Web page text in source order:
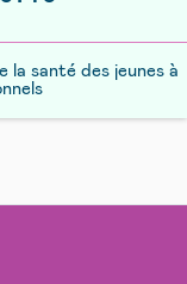
la santé des jeunes à